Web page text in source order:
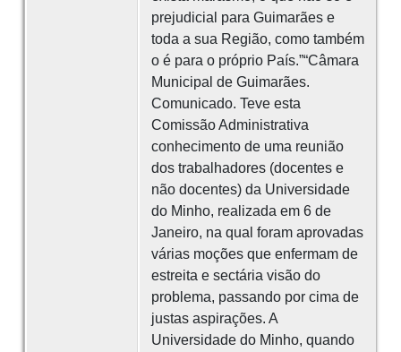
prejudicial para Guimarães e
toda a sua Região, como também
o é para o próprio País.”“Câmara
Municipal de Guimarães.
Comunicado. Teve esta
Comissão Administrativa
conhecimento de uma reunião
dos trabalhadores (docentes e
não docentes) da Universidade
do Minho, realizada em 6 de
Janeiro, na qual foram aprovadas
várias moções que enfermam de
estreita e sectária visão do
problema, passando por cima de
justas aspirações. A
Universidade do Minho, quando